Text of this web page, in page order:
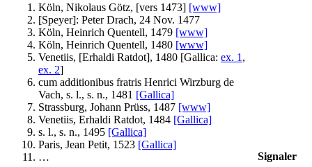
Köln, Nikolaus Götz, [vers 1473] [www]
[Speyer]: Peter Drach, 24 Nov. 1477
Köln, Heinrich Quentell, 1479 [www]
Köln, Heinrich Quentell, 1480 [www]
Venetiis, [Erhaldi Ratdot], 1480 [Gallica: ex. 1 ,
ex. 2]
cum additionibus fratris Henrici Wirzburg de
Vach, s. l., s. n., 1481 [Gallica]
Strassburg, Johann Prüss, 1487 [www]
Venetiis, Erhaldi Ratdot, 1484 [Gallica]
s. l., s. n., 1495 [Gallica]
Paris, Jean Petit, 1523 [Gallica]
…
Signaler